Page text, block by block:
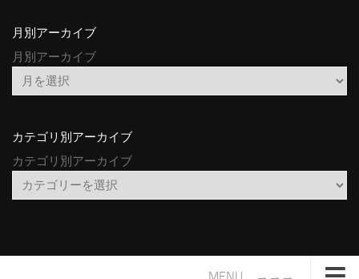
月別アーカイブ
月別アーカイブ
カテゴリ別アーカイブ
カテゴリ別アーカイブ